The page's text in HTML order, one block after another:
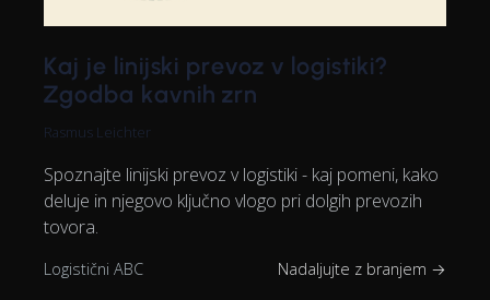
Kaj je linijski prevoz v logistiki?
Zgodba kavnih zrn
Rasmus Leichter
Spoznajte linijski prevoz v logistiki - kaj pomeni, kako
deluje in njegovo ključno vlogo pri dolgih prevozih
tovora.
Logistični ABC Nadaljujte z branjem →